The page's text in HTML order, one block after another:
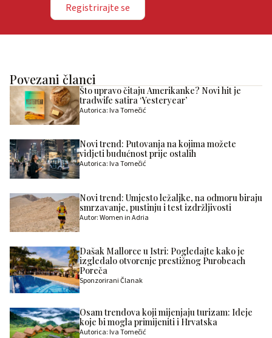
Registrirajte se
Povezani članci
Što upravo čitaju Amerikanke? Novi hit je
tradwife satira ‘Yesteryear’
Autorica: Iva Tomečić
Novi trend: Putovanja na kojima možete
vidjeti budućnost prije ostalih
Autorica: Iva Tomečić
Novi trend: Umjesto ležaljke, na odmoru biraju
smrzavanje, pustinju i test izdržljivosti
Autor: Women in Adria
Dašak Mallorce u Istri: Pogledajte kako je
izgledalo otvorenje prestižnog Purobeach
Poreča
Sponzorirani Članak
Osam trendova koji mijenjaju turizam: Ideje
koje bi mogla primijeniti i Hrvatska
Autorica: Iva Tomečić